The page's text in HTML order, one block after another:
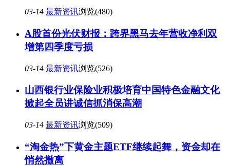
03-14 最新资讯浏览(480)
A股首份光伏财报：跨界黑马去年营收净利双
增第四季度亏损
03-14 最新资讯浏览(526)
山西银行业保险业积极培育中国特色金融文化
掀起全员讲诚信抓消保高潮
03-14 最新资讯浏览(509)
“淘金热”下黄金主题ETF继续起舞，资金却在
悄然撤离